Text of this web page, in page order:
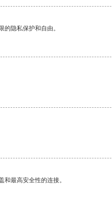
隐私保护和自由。
最高安全性的连接。